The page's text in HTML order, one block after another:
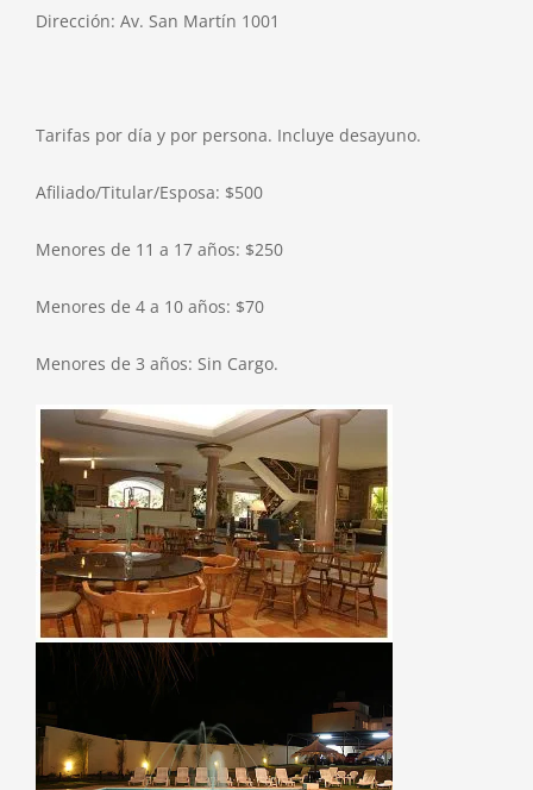
Dirección: Av. San Martín 1001
Tarifas por día y por persona. Incluye desayuno.
Afiliado/Titular/Esposa: $500
Menores de 11 a 17 años: $250
Menores de 4 a 10 años: $70
Menores de 3 años: Sin Cargo.